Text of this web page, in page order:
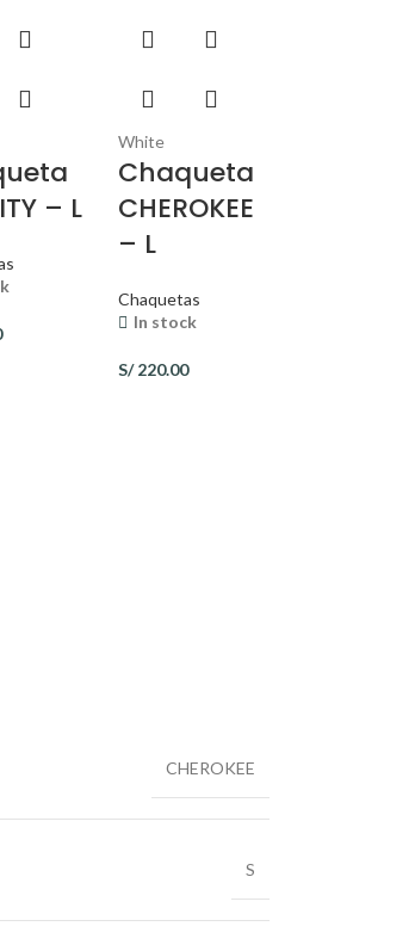
– L
White
Chaqueta
CHEROKEE
– L
Chaquetas
In stock
S/220.00
CHEROKEE
S